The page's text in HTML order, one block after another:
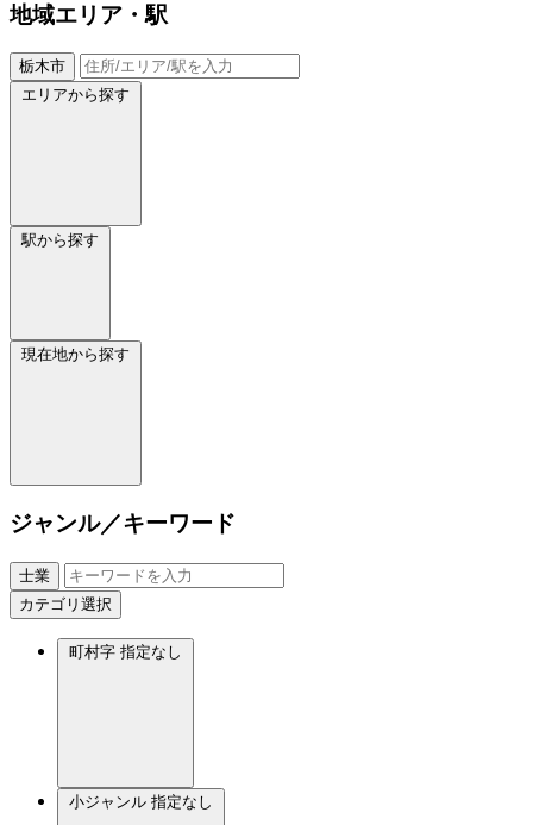
地域エリア・駅
栃木市
エリアから探す
駅から探す
現在地から探す
ジャンル／キーワード
士業
カテゴリ選択
町村字 指定なし
小ジャンル 指定なし